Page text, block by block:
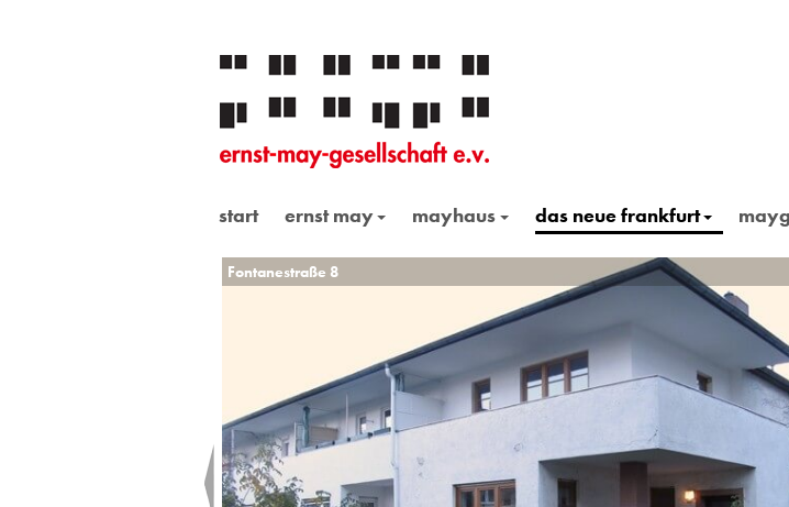
start ernst may mayhaus das neue frankfurt
Fontanestraße 8